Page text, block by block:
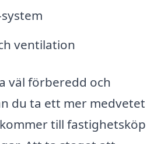
system
ventilation
väl förberedd och
du ta ett mer medvetet
till fastighetsköp